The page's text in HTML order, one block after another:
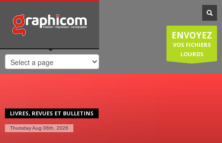
NOTRE SPÉCIALISATION
Notre entreprise familiale est spécialisée dans la cartographie, les
plans de ville, mais est également compétente en infographie, en
création graphique, en impression grâce à nos presses numériques
de haute qualité. Nous réalisons également des sites internet et
couvrons donc une large demande des entreprises et particuliers.
Vendredi: 8:30-12:30/14:00-18:00
Samedi/Dimanche: Fermé.
ENVOYEZ
VOS FICHIERS
LOURDS
LIVRES, REVUES ET BULLETINS
Thursday Aug 06th, 2026